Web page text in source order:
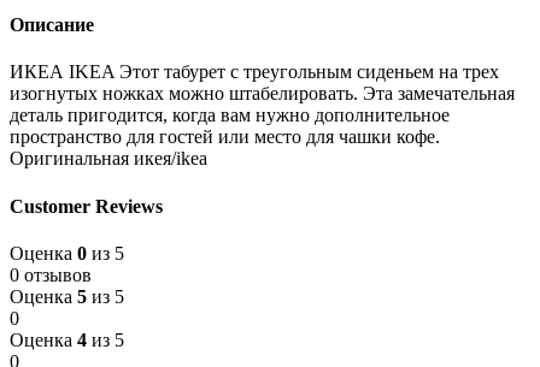
Описание
ИКЕА IKEA Этот табурет с треугольным сиденьем на трех
изогнутых ножках можно штабелировать. Эта замечательная
деталь пригодится, когда вам нужно дополнительное
пространство для гостей или место для чашки кофе.
Оригинальная икея/ikea
Customer Reviews
Оценка 0 из 5
0 отзывов
Оценка 5 из 5
0
Оценка 4 из 5
0